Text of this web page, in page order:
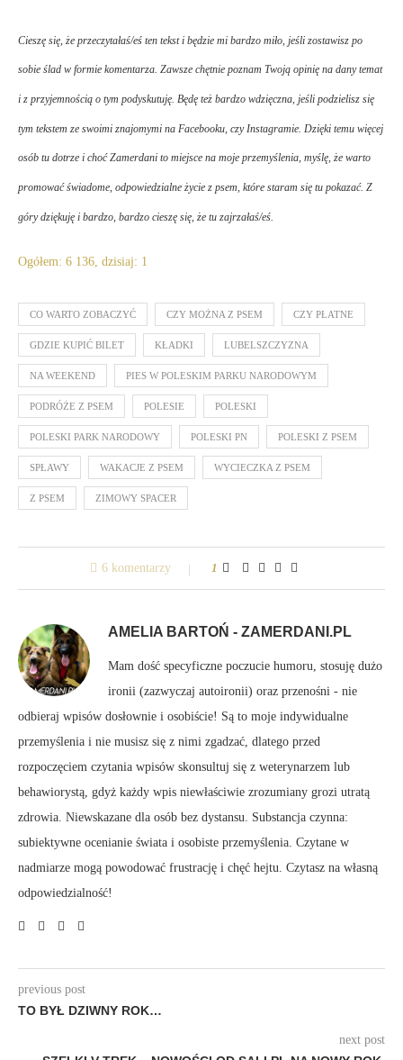
Cieszę się, że przeczytałaś/eś ten tekst i będzie mi bardzo miło, jeśli zostawisz po
sobie ślad w formie komentarza. Zawsze chętnie poznam Twoją opinię na dany temat
i z przyjemnością o tym podyskutuję. Będę też bardzo wdzięczna, jeśli podzielisz się
tym tekstem ze swoimi znajomymi na Facebooku, czy Instagramie. Dzięki temu więcej
osób tu dotrze i choć Zamerdani to miejsce na moje przemyślenia, myślę, że warto
promować świadome, odpowiedzialne życie z psem, które staram się tu pokazać. Z
góry dziękuję i bardzo, bardzo cieszę się, że tu zajrzałaś/eś.
Ogółem: 6 136, dzisiaj: 1
CO WARTO ZOBACZYĆ CZY MOŻNA Z PSEM CZY PŁATNE
GDZIE KUPIĆ BILET KŁADKI LUBELSZCZYZNA
NA WEEKEND PIES W POLESKIM PARKU NARODOWYM
PODRÓŻE Z PSEM POLESIE POLESKI
POLESKI PARK NARODOWY POLESKI PN POLESKI Z PSEM
SPŁAWY WAKACJE Z PSEM WYCIECZKA Z PSEM
Z PSEM ZIMOWY SPACER
6 komentarzy 1
AMELIA BARTOŃ - ZAMERDANI.PL
Mam dość specyficzne poczucie humoru, stosuję dużo
ironii (zazwyczaj autoironii) oraz przenośni - nie
odbieraj wpisów dosłownie i osobiście! Są to moje indywidualne
przemyślenia i nie musisz się z nimi zgadzać, dlatego przed
rozpoczęciem czytania wpisów skonsultuj się z weterynarzem lub
behawiorystą, gdyż każdy wpis niewłaściwie zrozumiany grozi utratą
zdrowia. Niewskazane dla osób bez dystansu. Substancja czynna:
subiektywne ocenianie świata i osobiste przemyślenia. Czytane w
nadmiarze mogą powodować frustrację i chęć hejtu. Czytasz na własną
odpowiedzialność!
previous post
TO BYŁ DZIWNY ROK…
next post